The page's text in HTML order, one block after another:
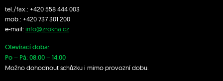
tel./fax.: +420 558 444 003
mob.: +420 737 301 200
e-mail: info@zrokna.cz
Otevírací doba:
Po – Pá: 08:00 – 14:00
Možno dohodnout schůzku i mimo provozní dobu.